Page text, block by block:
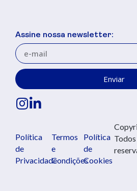
Assine nossa newsletter:
Enviar
Política
de
Privacidade
Termos
e
Condições
Política
de
Cookies